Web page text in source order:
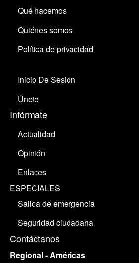
Qué hacemos
Quiénes somos
Política de privacidad
Inicio De Sesión
Únete
Infórmate
Actualidad
Opinión
Enlaces
ESPECIALES
Salida de emergencia
Seguridad ciudadana
Contáctanos
Regional - Américas